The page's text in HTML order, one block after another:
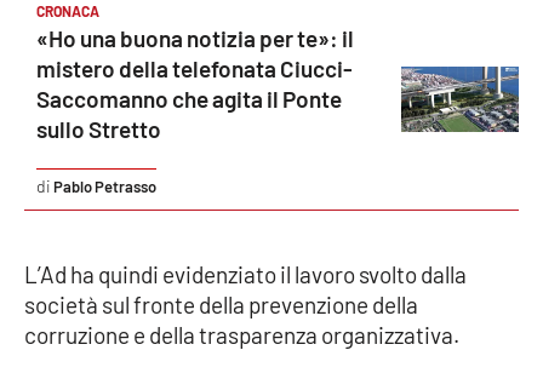
Crotone
Vibo Valentia
Reggio Calabria
Cosenza
Lamezia Terme
CRONACA
«Ho una buona notizia per te»: il
mistero della telefonata Ciucci-
Saccomanno che agita il Ponte
sullo Stretto
Pablo Petrasso
L’Ad ha quindi evidenziato il lavoro svolto dalla
società sul fronte della prevenzione della
corruzione e della trasparenza organizzativa.